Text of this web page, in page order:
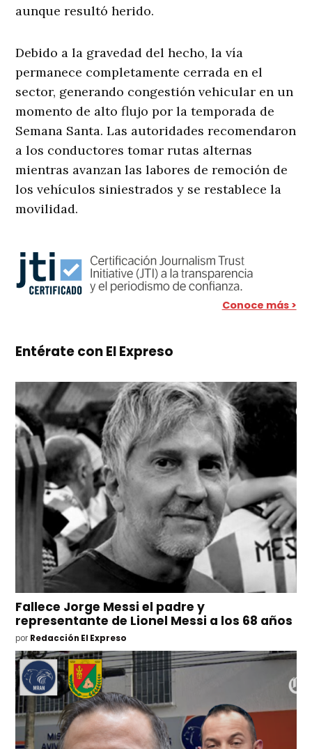
aunque resultó herido.
Debido a la gravedad del hecho, la vía
permanece completamente cerrada en el
sector, generando congestión vehicular en un
momento de alto flujo por la temporada de
Semana Santa. Las autoridades recomendaron
a los conductores tomar rutas alternas
mientras avanzan las labores de remoción de
los vehículos siniestrados y se restablece la
movilidad.
Conoce más >
Entérate con El Expreso
Fallece Jorge Messi el padre y
representante de Lionel Messi a los 68 años
por Redacción El Expreso